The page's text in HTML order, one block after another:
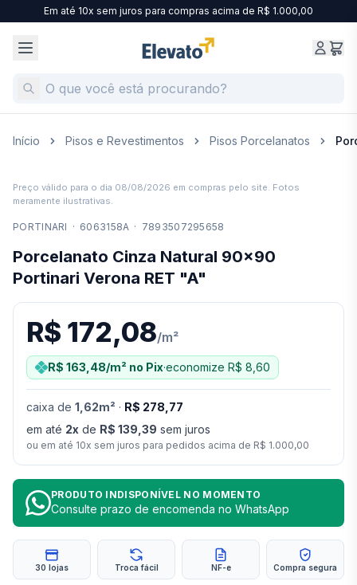
Em até 10x sem juros para compras acima de R$ 1.000,00
Início Pisos e Revestimentos Pisos Porcelanatos
Preço válido para o dia 08/08/2026 em compras pelo site. Fotos
meramente ilustrativas.
PORTINARI · 6063158A · 7893507295658
Porcelanato Cinza Natural 90x90
Portinari Verona RET "A"
R$ 172,08/m²
R$ 163,48/m² no Pix·economize R$ 8,60
caixa de 1,62m² · R$ 278,77
em até 2x de R$ 139,39 sem juros
ou em até 10x sem juros para pedidos acima de R$ 1.000,00
PRODUTO INDISPONÍVEL NO MOMENTO
Consulte prazo de encomenda no WhatsApp
30 lojas Troca fácil NF-e Compra segura